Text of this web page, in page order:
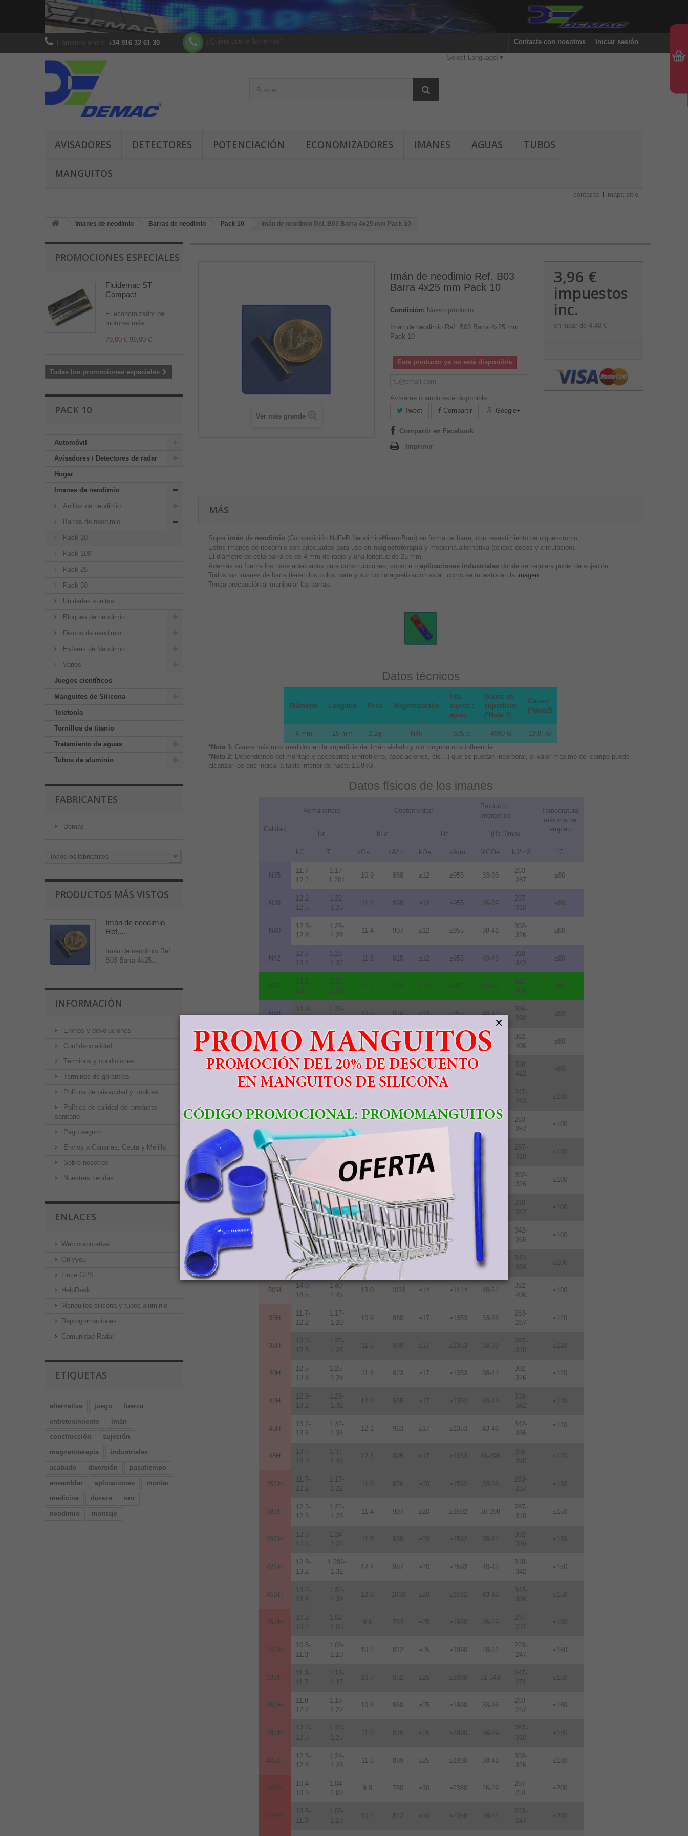
Iniciar sesión
Contacte con nosotros
+34 916 32 61 30
AVISADORES DETECTORES POTENCIACIÓN ECONOMIZADORES IMANES AGUAS TUBOS
MANGUITOS
contacto mapa sitio
Select Language ▼
Imanes de neodimio Barras de neodimio Pack 10 Imán de neodimio Ref. B03 Barra 4x25 mm Pack 10
PROMOCIONES ESPECIALES
Fluidemac ST
Compact
El economizador de
motores más...
79,00 € 99,00 €
Todas los promociones especiales
PACK 10
Automóvil
Avisadores / Detectores de radar
Hogar
Imanes de neodimio
Anillos de neodimio
Barras de neodimio
Pack 10
Pack 100
Pack 25
Pack 50
Unidades sueltas
Bloques de neodimio
Discos de neodimio
Esferas de Neodimio
Varios
Juegos científicos
Manguitos de Silicona
Telefonía
Tornillos de titanio
Tratamiento de aguas
Tubos de aluminio
FABRICANTES
Demac
Todos los fabricantes
PRODUCTOS MÁS VISTOS
Imán de neodimio
Ref....
Imán de neodimio Ref.
B03 Barra 4x25...
INFORMACIÓN
Envíos y devoluciones
Confidencialidad
Términos y condiciones
Terminos de garantías
Política de privacidad y cookies
Política de calidad del producto
sanitario
Pago seguro
Envios a Canarias, Ceuta y Melilla
Sobre nosotros
Nuestras tiendas
ENLACES
Web corporativa
Onlyyou
Lince GPS
HelpDesk
Manguitos silicona y tubos aluminio
Reprogramaciones
Comunidad Radar
ETIQUETAS
alternativa juego
fuerza
entretenimiento
imán
construcción
sujeción
magnetoterapia
industriales
acabado
diversión
pasatiempo
ensamblar
aplicaciones
montar
medicina
dureza
oro
neodimio
montaje
Ver más grande
Imán de neodimio Ref. B03
Barra 4x25 mm Pack 10
Condición: Nuevo producto
Imán de neodimio Ref. B03 Barra 4x25 mm
Pack 10
Este producto ya no está disponible
Avísame cuando esté disponible
Tweet
Compartir Google+
Compartir en Facebook
Imprimir
3,96 €
impuestos
inc.
en lugar de 4,40 €
MÁS
Super imán de neodimio (Composición NdFeB Neodimio-Hierro-Boro) en forma de barra, con revestimiento de niquel-cromo.
Estos imanes de neodimio son adecuados para uso en magnetoterapia y medicina alternativa (tejidos óseos y circulación).
El diámetro de esta barra es de 4 mm de radio y una longitud de 25 mm.
Además su fuerza los hace adecuados para construcciones, soporte o aplicaciones industriales donde se requiera poder de sujeción.
Todos los imanes de barra tienen los polos norte y sur con magnetización axial, como se muestra en la imagen.
Tenga precaución al manipular las barras.
Datos técnicos
Diámetro Longitud Peso Magnetización
Fza.
sujecc.:
aprox
Gauss en
superficie:
(*Nota 1)
Gauss:
(*Nota2)
4 mm 25 mm 2.2g N45 595 g 4990 G
13.8 kG
*Nota 1: Gauss máximos medidos en la superficie del imán aislado y sin ninguna otra influencia.
*Nota 2: Dependiendo del montaje y accesorios (entrehierro, asociaciones, etc...) que se puedan incorporar, el valor máximo del campo puede
alcanzar los que indica la tabla inferior de hasta 13.8kG.
Datos físicos de los imanes
Calidad
Remanencia Coercitividad
Producto
energético
Temperatura
máxima de
empleo
Br bHc iHc (BxH)max
kG T kOe kA/m kOe kA/m MGOe kJ/m3 °C
N35
11.7-
12.2
1.17-
1.201
10.9 868 ≥12 ≥955 33-36
263-
287
≤80
N38
12.2-
12.5
1.22-
1.25
11.3 899 ≥12 ≥955 36-39
287-
310
≤80
N40
12.5-
12.8
1.25-
1.28
11.4 907 ≥12 ≥955 38-41
302-
326
≤80
N42
12.8-
13.2
1.28-
1.32
11.5 915 ≥12 ≥955 40-43
318-
342
≤80
N45
13.2-
13.8
1.32-
1.38
11.6 923 ≥12 ≥955 43-46
342-
366
≤80
N48
13.8-
1.38-
10.5 836 ≥12 ≥955 46-49
366-
390
≤80
N50
14.0-
14.5
1.40-
1.45
10.0 796 ≥11 ≥876 48-51
382-
406
≤60
N52
14.3-
14.8
1.43-
1.48
10.0 796 ≥11 ≥876
398-
422
≤60
247-
263
≤100
11.7-
1.17-
1.22
263-
287
≤100
38M
12.5
≥14
287-
310
≤100
40M
12.8
1.25-
11.6 38-410
302-
326
≤100
42M
12.8-
13.2
1.28-
1.32
12.0 955 ≥14 40-43
318-
342
≤100
13.2-
13.8
1.32-
1.38
12.5 955 ≥14 43-46
342-
366
≤100
13.6-
14.3
1.36-
1.43
12.9 1027 46-49
342-
366
≤100
50M
14.0-
14.5
1.40-
1.45
13.0 1033 ≥14 ≥1114 48-51
382-
406
≤100
35H
11.7-
12.2
1.17-
1.20
10.9 868 ≥17 ≥1353 33-36
263-
287
≤120
38H
12.2-
12.5
1.22-
1.25
11.3 899 ≥17 ≥1353 36-39
287-
310
≤120
40H
12.5-
12.8
1.25-
1.28
11.6 923 ≥17 ≥1353 38-41
302-
326
≤120
42H
12.8-
13.2
1.28-
1.32
12 0 955 ≥17 ≥1353 40-43
318-
342
≤120
45H
13.2-
13.6
1.32-
1.36
12.1 963 ≥17 ≥1353 43-46
342-
366
≤120
48H
13.7-
14.3
1.37-
1.43
12.5 995 ≥17 ≥1353 46-498
366-
390
≤120
35SH
11.7-
12.2
1.17-
1.22
11.0 876 ≥20 ≥1592 33-36
263-
287
≤150
38SH
12.2-
12.5
1.22-
1.25
11.4 907 ≥20 ≥1592 36-398
287-
310
≤150
40SH
12.5-
12.8
1.24-
1.28
11.8 939 ≥20 ≥1592 38-41
302-
326
≤150
42SH
12.8-
13.2
1.289-
1.32
12.4 987 ≥20 ≥1592 40-43
318-
342
≤150
45SH
13.2-
13.8
1.32-
1.38
12.6 1003 ≥20 ≥1592 43-46
342-
366
≤150
28UH
10.2-
10.8
1.02-
1.08
9.6 764 ≥25 ≥1990 26-29
207-
231
≤180
30UH
10.8-
11.3
1.08-
1.13
10.2 812 ≥25 ≥1990 28-31
223-
247
≤180
33UH
11.3-
11.7
1.13-
1.17
10.7 852 ≥25 ≥1990 31-343
247-
271
≤180
35UH
11.8-
12.2
1.18-
1.22
10.8 860 ≥25 ≥1990 33-36
263-
287
≤180
38UH
12.2-
12.5
1.22-
1.25
11.0 876 ≥25 ≥1990 36-39
287-
310
≤180
40UH
12.5-
12.8
1.24-
1.28
11.3 899 ≥25 ≥1990 38-41
302-
326
≤180
28EH
10.4-
10.9
1.04-
1.09
9.8 780 ≥30 ≥2388 26-29
207-
231
≤200
30EH
10.8-
11.3
1.08-
1.13
10.2 812 ≥30 ≥2388 28-31
223-
247
≤200
×